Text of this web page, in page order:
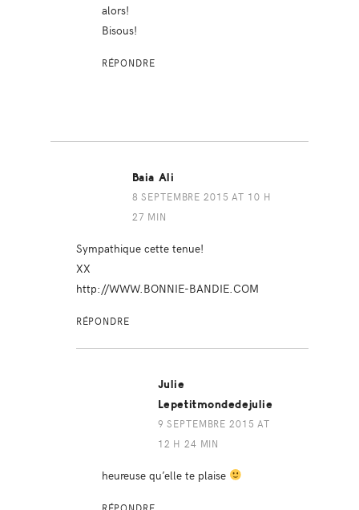
alors!
Bisous!
RÉPONDRE
Baia Ali
8 SEPTEMBRE 2015 AT 10 H
27 MIN
Sympathique cette tenue!
XX
http://WWW.BONNIE-BANDIE.COM
RÉPONDRE
Julie
Lepetitmondedejulie
9 SEPTEMBRE 2015 AT
12 H 24 MIN
heureuse qu’elle te plaise
RÉPONDRE